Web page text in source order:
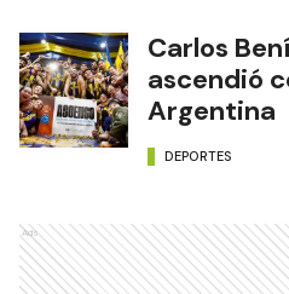
Carlos
ascendió
Argentina
Ads